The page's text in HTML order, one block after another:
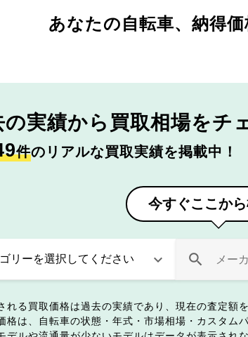
あなたの自転車、 納得
の実績から 買取相場をチ
件のリアルな買取実績を掲載中！
今すぐここから
れる買取価格は過去の実績であり、現在の査定額
格は、自転車の状態・年式・市場相場・カスタム